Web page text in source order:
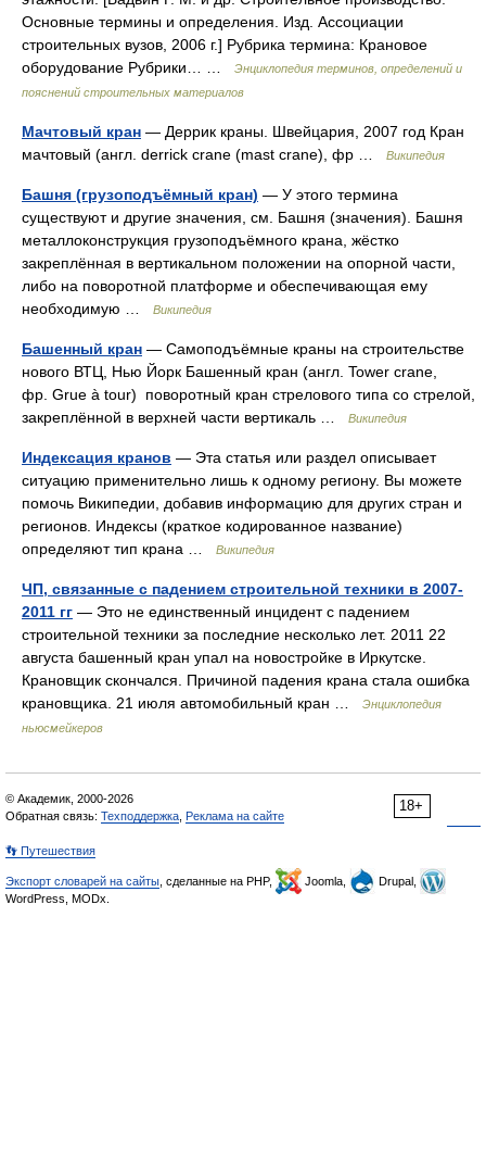
Основные термины и определения. Изд. Ассоциации
строительных вузов, 2006 г.] Рубрика термина: Крановое
оборудование Рубрики… …
Энциклопедия терминов, определений и
пояснений строительных материалов
Мачтовый кран — Деррик краны. Швейцария, 2007 год Кран
мачтовый (англ. derrick crane (mast crane), фр …
Википедия
Башня (грузоподъёмный кран) — У этого термина
существуют и другие значения, см. Башня (значения). Башня
металлоконструкция грузоподъёмного крана, жёстко
закреплённая в вертикальном положении на опорной части,
либо на поворотной платформе и обеспечивающая ему
необходимую …
Википедия
Башенный кран — Самоподъёмные краны на строительстве
нового ВТЦ, Нью Йорк Башенный кран (англ. Tower crane,
фр. Grue à tour) поворотный кран стрелового типа со стрелой,
закреплённой в верхней части вертикаль …
Википедия
Индексация кранов — Эта статья или раздел описывает
ситуацию применительно лишь к одному региону. Вы можете
помочь Википедии, добавив информацию для других стран и
регионов. Индексы (краткое кодированное название)
определяют тип крана …
Википедия
ЧП, связанные с падением строительной техники в 2007-
2011 гг — Это не единственный инцидент с падением
строительной техники за последние несколько лет. 2011 22
августа башенный кран упал на новостройке в Иркутске.
Крановщик скончался. Причиной падения крана стала ошибка
крановщика. 21 июля автомобильный кран …
Энциклопедия
ньюсмейкеров
18+
© Академик, 2000-2026
Обратная связь: Техподдержка Реклама на сайте
👣 Путешествия
Экспорт словарей на сайты , сделанные на PHP, Joomla,
Drupal,
WordPress, MODx.